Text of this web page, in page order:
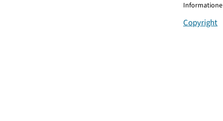
Copyright